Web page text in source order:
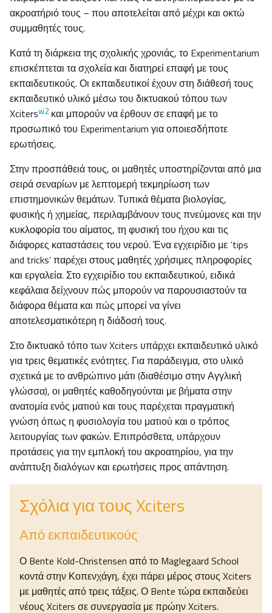
ακροατήριό τους – που αποτελείται από μέχρι και οκτώ
συμμαθητές τους.
Κατά τη διάρκεια της σχολικής χρονιάς, το Experimentarium
επισκέπτεται τα σχολεία και διατηρεί επαφή με τους
εκπαιδευτικούς. Οι εκπαιδευτικοί έχουν στη διάθεσή τους
εκπαιδευτικό υλικό μέσω του δικτυακού τόπου των
Xcitersw2και μπορούν να έρθουν σε επαφή με το
προσωπικό του Experimentarium για οποιεσδήποτε
ερωτήσεις.
Στην προσπάθειά τους, οι μαθητές υποστηρίζονται από μια
σειρά σεναρίων με λεπτομερή τεκμηρίωση των
επιστημονικών θεμάτων. Τυπικά θέματα βιολογίας,
φυσικής ή χημείας, περιλαμβάνουν τους πνεύμονες και την
κυκλοφορία του αίματος, τη φυσική του ήχου και τις
διάφορες καταστάσεις του νερού. Ένα εγχειρίδιο με ‘tips
and tricks’ παρέχει στους μαθητές χρήσιμες πληροφορίες
και εργαλεία. Στο εγχειρίδιο του εκπαιδευτικού, ειδικά
κεφάλαια δείχνουν πώς μπορούν να παρουσιαστούν τα
διάφορα θέματα και πώς μπορεί να γίνει
αποτελεσματικότερη η διάδοσή τους.
Στο δικτυακό τόπο των Xciters υπάρχει εκπαιδευτικό υλικό
για τρεις θεματικές ενότητες. Για παράδειγμα, στο υλικό
σχετικά με το ανθρώπινο μάτι (διαθέσιμο στην Αγγλική
γλώσσα), οι μαθητές καθοδηγούνται με βήματα στην
ανατομία ενός ματιού και τους παρέχεται πραγματική
γνώση όπως η φυσιολογία του ματιού και ο τρόπος
λειτουργίας των φακών. Επιπρόσθετα, υπάρχουν
προτάσεις για την εμπλοκή του ακροατηρίου, για την
ανάπτυξη διαλόγων και ερωτήσεις προς απάντηση.
Σχόλια για τους Xciters
Από εκπαιδευτικούς
Ο Bente Kold-Christensen από το Maglegaard School
κοντά στην Κοπενχάγη, έχει πάρει μέρος στους Xciters
με μαθητές από τρεις τάξεις. Ο Bente τώρα εκπαιδεύει
νέους Xciters σε συνεργασία με πρώην Xciters.